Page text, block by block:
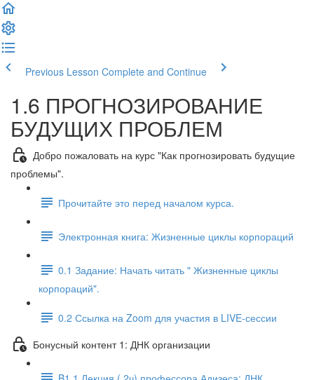
Previous Lesson Complete and Continue
1.6 ПРОГНОЗИРОВАНИЕ
БУДУЩИХ ПРОБЛЕМ
Добро пожаловать на курс "Как прогнозировать будущие
проблемы".
Прочитайте это перед началом курса.
Электронная книга: Жизненные циклы корпораций
0.1 Задание: Начать читать " Жизненные циклы
корпораций".
0.2 Ссылка на Zoom для участия в LIVE-сессии
Бонусный контент 1: ДНК организации